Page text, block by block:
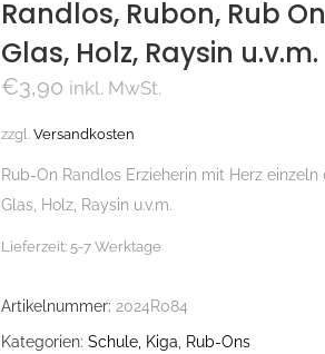
Randlos, Rubon, Rub
Glas, Holz, Raysin u.v.m.
€3,90 inkl. MwSt.
zzgl. Versandkosten
Rub-On Randlos Erzieherin mit Herz
Glas, Holz, Raysin u.v.m.
Lieferzeit: 5-7 Werktage
Artikelnummer: 2024R084
Kategorien: Schule, Kiga
Rub-Ons